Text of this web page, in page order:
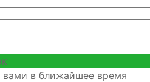
в ближайшее время